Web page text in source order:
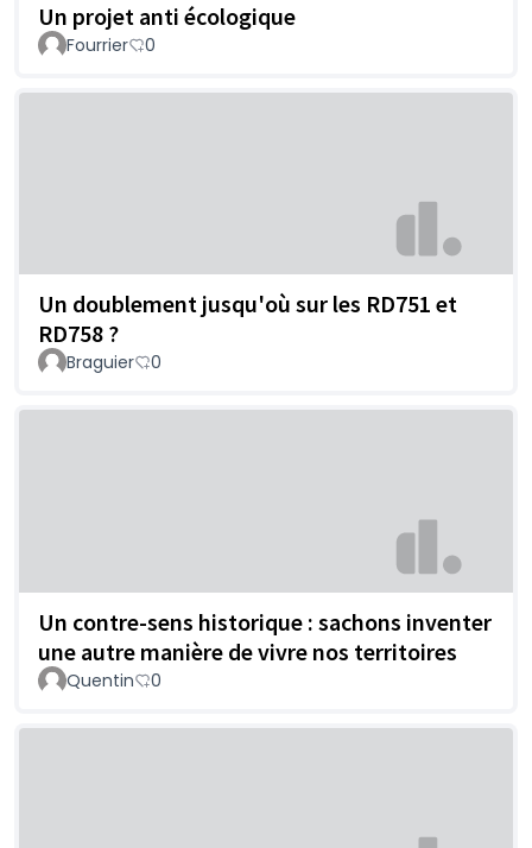
Un projet anti écologique
Fourrier 0
Un doublement jusqu'où sur les RD751 et
RD758 ?
Braguier 0
Un contre-sens historique : sachons inventer
une autre manière de vivre nos territoires
Quentin 0